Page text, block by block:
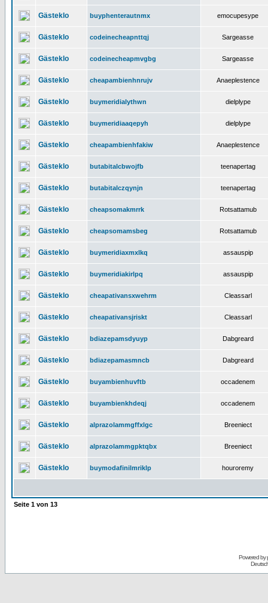
Gästeklo buyphenterautnmx emocupesype
Gästeklo codeinecheapnttqj Sargeasse
Gästeklo codeinecheapmvgbg Sargeasse
Gästeklo cheapambienhnrujv Anaeplestence
Gästeklo buymeridialythwn dielplype
Gästeklo buymeridiaaqepyh dielplype
Gästeklo cheapambienhfakiw Anaeplestence
Gästeklo butabitalcbwojfb teenapertag
Gästeklo butabitalczqynjn teenapertag
Gästeklo cheapsomakmrrk Rotsattamub
Gästeklo cheapsomamsbeg Rotsattamub
Gästeklo buymeridiaxmxlkq assauspip
Gästeklo buymeridiakirlpq assauspip
Gästeklo cheapativansxwehrm Cleassarl
Gästeklo cheapativansjriskt Cleassarl
Gästeklo bdiazepamsdyuyp Dabgreard
Gästeklo bdiazepamasmncb Dabgreard
Gästeklo buyambienhuvftb occadenem
Gästeklo buyambienkhdeqj occadenem
Gästeklo alprazolammgffxlgc Breeniect
Gästeklo alprazolammgpktqbx Breeniect
Gästeklo buymodafinilmriklp houroremy
Seite 1 von 13
Powered by